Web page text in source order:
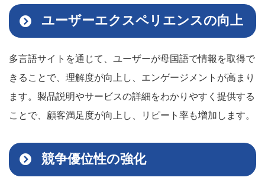
ユーザーエクスペリエンスの向上
多言語サイトを通じて、ユーザーが母国語で情報を取得で
きることで、理解度が向上し、エンゲージメントが高まり
ます。製品説明やサービスの詳細をわかりやすく提供する
ことで、顧客満足度が向上し、リピート率も増加します。
競争優位性の強化